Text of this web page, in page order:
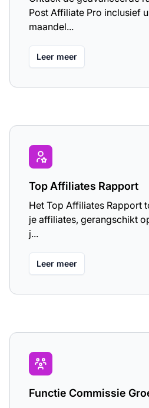
Post Affiliate Pro inclusief
maandel...
Leer meer
Top Affiliates Rapport
Het Top Affiliates Rapport
je affiliates, gerangschikt
j...
Leer meer
Functie Commissie